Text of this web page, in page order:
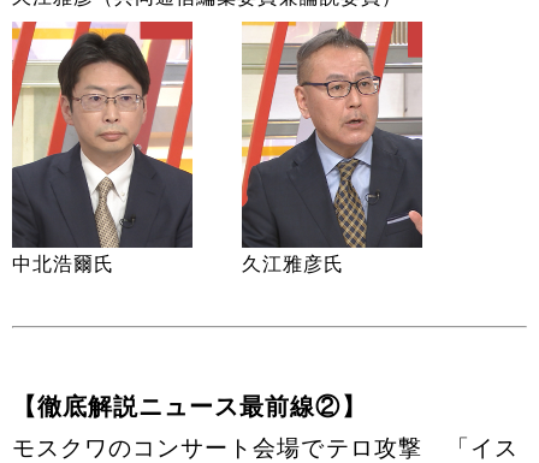
中北浩爾氏 久江雅彦氏
【徹底解説ニュース最前線②】
モスクワのコンサート会場でテロ攻撃 「イス